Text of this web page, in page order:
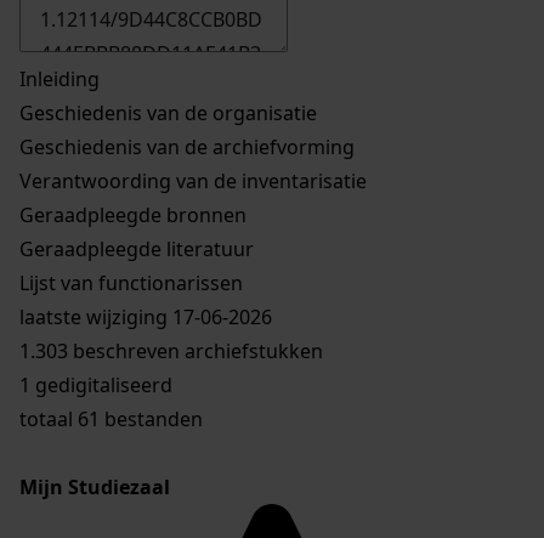
Inleiding
Geschiedenis van de organisatie
Geschiedenis van de archiefvorming
Verantwoording van de inventarisatie
Geraadpleegde bronnen
Geraadpleegde literatuur
Lijst van functionarissen
laatste wijziging 17-06-2026
1.303 beschreven archiefstukken
1 gedigitaliseerd
totaal 61 bestanden
Mijn Studiezaal